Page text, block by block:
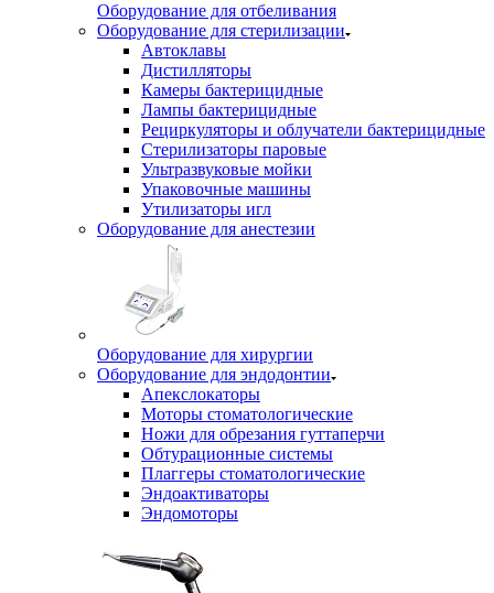
Оборудование для отбеливания
Оборудование для стерилизации
Автоклавы
Дистилляторы
Камеры бактерицидные
Лампы бактерицидные
Рециркуляторы и облучатели бактерицидные
Стерилизаторы паровые
Ультразвуковые мойки
Упаковочные машины
Утилизаторы игл
Оборудование для анестезии
Оборудование для хирургии
Оборудование для эндодонтии
Апекслокаторы
Моторы стоматологические
Ножи для обрезания гуттаперчи
Обтурационные системы
Плаггеры стоматологические
Эндоактиваторы
Эндомоторы